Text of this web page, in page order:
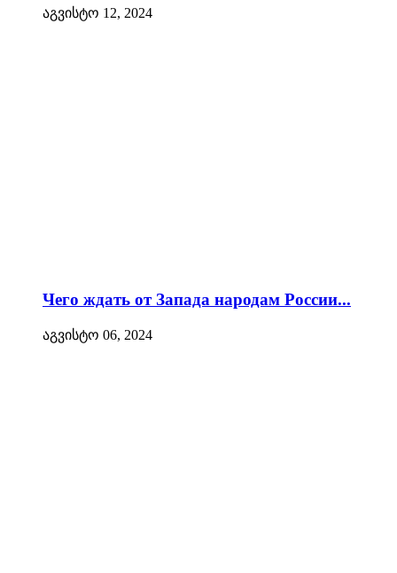
აგვისტო 12, 2024
Чего ждать от Запада народам России...
აგვისტო 06, 2024